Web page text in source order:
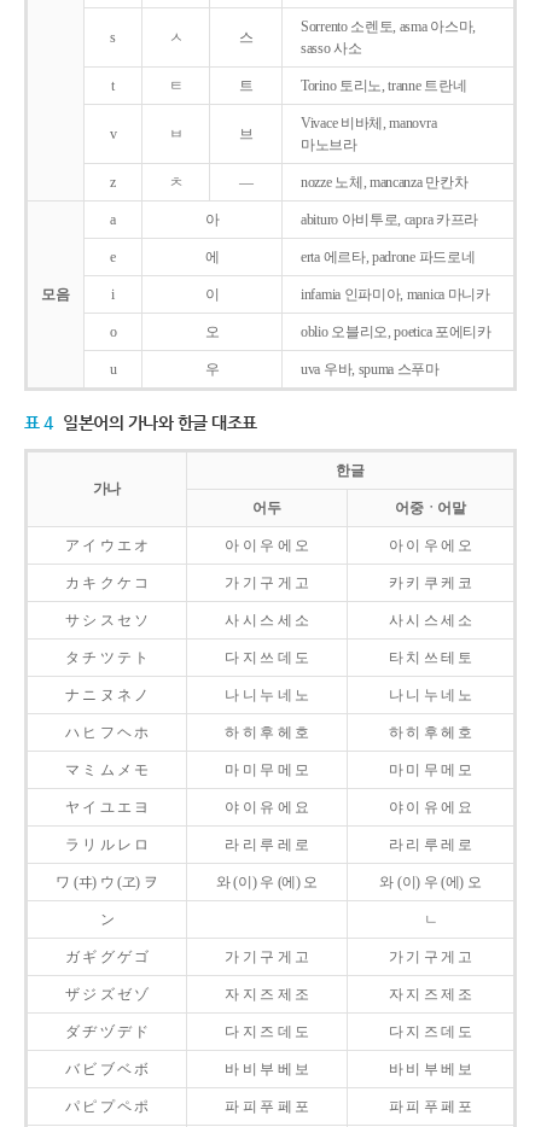
s ㅅ 스
Sorrento 소렌토, asma 아스마,
sasso 사소
t ㅌ 트 Torino 토리노, tranne 트란네
v ㅂ 브
Vivace 비바체, manovra
마노브라
z ㅊ ― nozze 노체, mancanza 만칸차
모음
a 아 abituro 아비투로, capra 카프라
e 에 erta 에르타, padrone 파드로네
i 이 infamia 인파미아, manica 마니카
o 오 oblio 오블리오, poetica 포에티카
u 우 uva 우바, spuma 스푸마
표 4 일본어의 가나와 한글 대조표
가나
한글
어두 어중ㆍ어말
ア イ ウ エ オ 아 이 우 에 오 아 이 우 에 오
カ キ ク ケ コ 가 기 구 게 고 카 키 쿠 케 코
サ シ ス セ ソ 사 시 스 세 소 사 시 스 세 소
タ チ ツ テ ト 다 지 쓰 데 도 타 치 쓰 테 토
ナ ニ ヌ ネ ノ 나 니 누 네 노 나 니 누 네 노
ハ ヒ フ ヘ ホ 하 히 후 헤 호 하 히 후 헤 호
マ ミ ム メ モ 마 미 무 메 모 마 미 무 메 모
ヤ イ ユ エ ヨ 야 이 유 에 요 야 이 유 에 요
ラ リ ル レ ロ 라 리 루 레 로 라 리 루 레 로
ワ (ヰ) ウ (ヱ) ヲ 와 (이) 우 (에) 오 와 (이) 우 (에) 오
ン ㄴ
ガ ギ グ ゲ ゴ 가 기 구 게 고 가 기 구 게 고
ザ ジ ズ ゼ ゾ 자 지 즈 제 조 자 지 즈 제 조
ダ ヂ ヅ デ ド 다 지 즈 데 도 다 지 즈 데 도
バ ビ ブ ベ ボ 바 비 부 베 보 바 비 부 베 보
パ ピ プ ペ ポ 파 피 푸 페 포 파 피 푸 페 포